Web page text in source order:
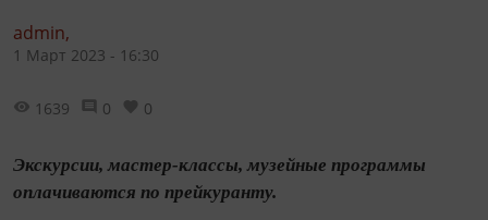
admin,
1 Март 2023 - 16:30
1639 0 0
Экскурсии, мастер-классы, музейные программы
оплачиваются по прейкуранту.